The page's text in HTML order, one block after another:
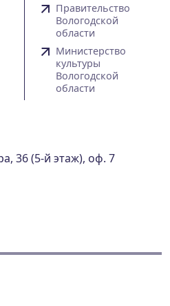
Правительство
Вологодской
области
Министерство
культуры
Вологодской
области
36 (5-й этаж), оф. 7